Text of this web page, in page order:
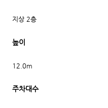
지상 2층
높이
12.0m
주차대수